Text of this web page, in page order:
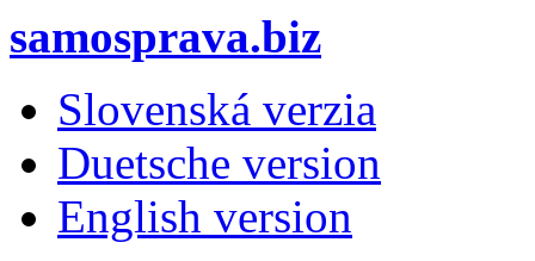
samosprava.biz
Slovenská verzia
Duetsche version
English version